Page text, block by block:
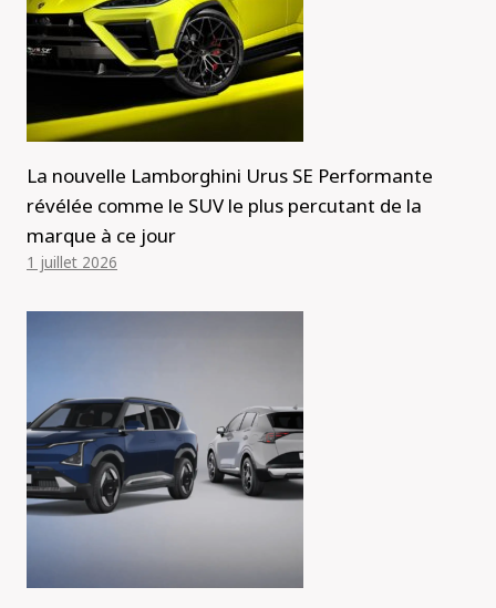
La nouvelle Lamborghini Urus SE Performante
révélée comme le SUV le plus percutant de la
marque à ce jour
1 juillet 2026